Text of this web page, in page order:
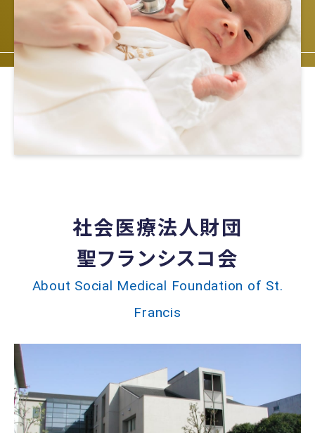
社会医療法人財団
聖フランシスコ会
About Social Medical Foundation of St.
Francis